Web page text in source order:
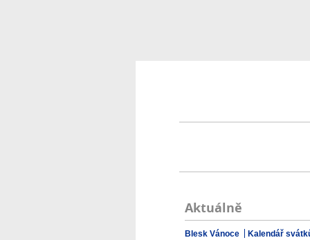
Aktuálně
Blesk Vánoce
Kalendář